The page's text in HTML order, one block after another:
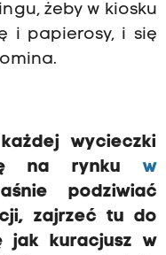
żeby w kiosku
i papierosy, i się
wycieczki
na rynkuw
podziwiać
zajrzeć tu do
jak kuracjusz w